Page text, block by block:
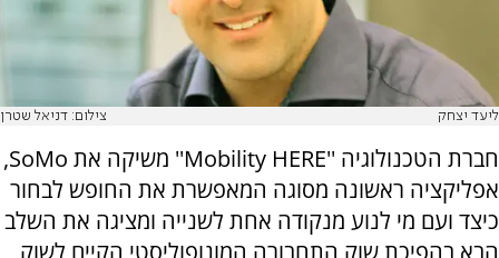
ליעד יצחק צילום: דניאל שטרן
חברת הטכנולוגיה ''Mobility HERE'' משיקה את SoMo,
אפליקציה ראשונה מסוגה המאפשרת את החופש לבחור
כיצד ועם מי לנוע מנקודה אחת לשנייה ומציגה את השלב